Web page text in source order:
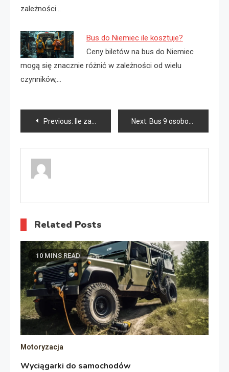
zależności…
Bus do Niemiec ile kosztuje?
Ceny biletów na bus do Niemiec
mogą się znacznie różnić w zależności od wielu
czynników,…
Nawigacja
wpisu
Previous: Ile za km bus 20 osobowy? Next: Bus 9 osobowy ile pali?
Related Posts
10 MINS READ
Motoryzacja
Wyciągarki do samochodów